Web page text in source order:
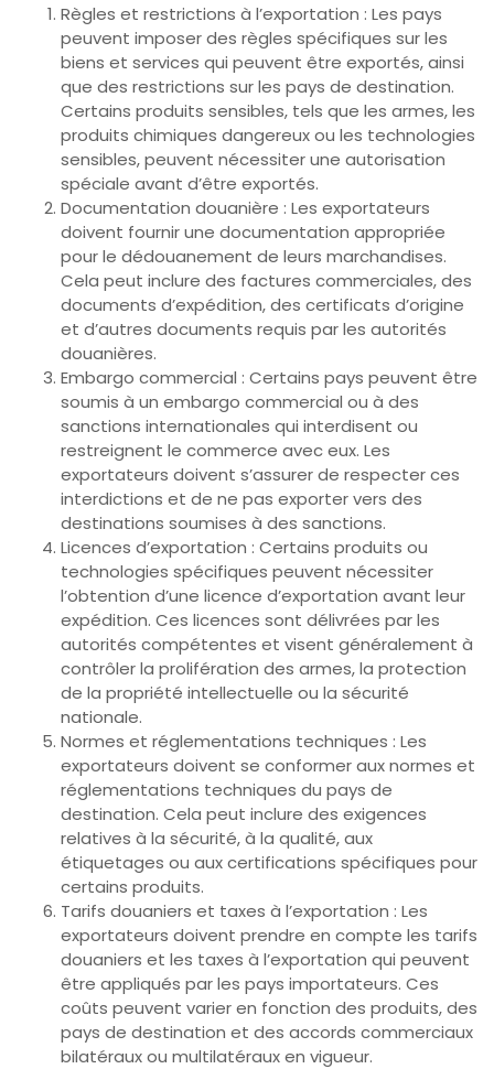
Règles et restrictions à l’exportation : Les pays
peuvent imposer des règles spécifiques sur les
biens et services qui peuvent être exportés, ainsi
que des restrictions sur les pays de destination.
Certains produits sensibles, tels que les armes, les
produits chimiques dangereux ou les technologies
sensibles, peuvent nécessiter une autorisation
spéciale avant d’être exportés.
Documentation douanière : Les exportateurs
doivent fournir une documentation appropriée
pour le dédouanement de leurs marchandises.
Cela peut inclure des factures commerciales, des
documents d’expédition, des certificats d’origine
et d’autres documents requis par les autorités
douanières.
Embargo commercial : Certains pays peuvent être
soumis à un embargo commercial ou à des
sanctions internationales qui interdisent ou
restreignent le commerce avec eux. Les
exportateurs doivent s’assurer de respecter ces
interdictions et de ne pas exporter vers des
destinations soumises à des sanctions.
Licences d’exportation : Certains produits ou
technologies spécifiques peuvent nécessiter
l’obtention d’une licence d’exportation avant leur
expédition. Ces licences sont délivrées par les
autorités compétentes et visent généralement à
contrôler la prolifération des armes, la protection
de la propriété intellectuelle ou la sécurité
nationale.
Normes et réglementations techniques : Les
exportateurs doivent se conformer aux normes et
réglementations techniques du pays de
destination. Cela peut inclure des exigences
relatives à la sécurité, à la qualité, aux
étiquetages ou aux certifications spécifiques pour
certains produits.
Tarifs douaniers et taxes à l’exportation : Les
exportateurs doivent prendre en compte les tarifs
douaniers et les taxes à l’exportation qui peuvent
être appliqués par les pays importateurs. Ces
coûts peuvent varier en fonction des produits, des
pays de destination et des accords commerciaux
bilatéraux ou multilatéraux en vigueur.